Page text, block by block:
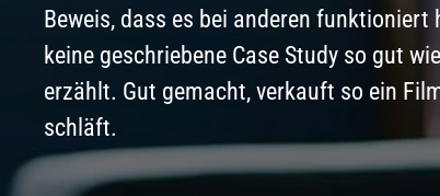
Beweis, dass es bei anderen funktioniert
keine geschriebene Case Study so gut
erzählt. Gut gemacht, verkauft so ein
schläft.